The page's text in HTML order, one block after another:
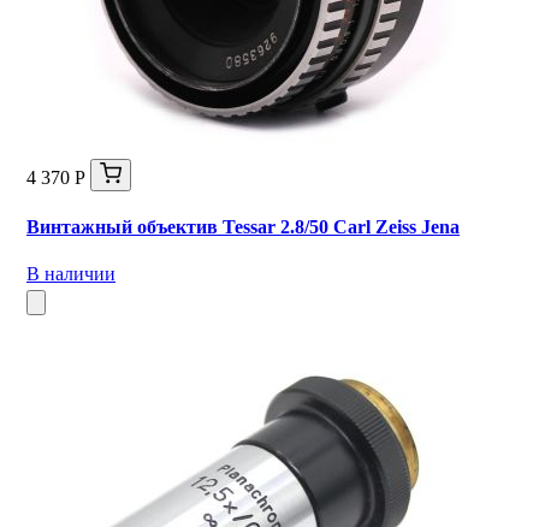
4 370 Р
Винтажный объектив Tessar 2.8/50 Carl Zeiss Jena
В наличии